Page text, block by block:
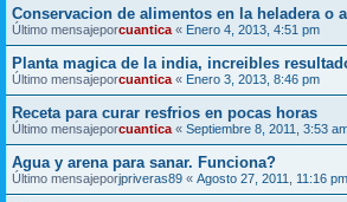
Conservacion de alimentos en la heladera o
Último mensajeporcuantica « Enero 4, 2013, 4:51 pm
Planta magica de la india, increibles
Último mensajeporcuantica « Enero 3, 2013, 8:46 pm
Receta para curar resfrios en pocas horas
Último mensajeporcuantica « Septiembre 8, 2011, 3:53
Agua y arena para sanar. Funciona?
Último mensajeporjpriveras89 « Agosto 27, 2011, 11:16 pm